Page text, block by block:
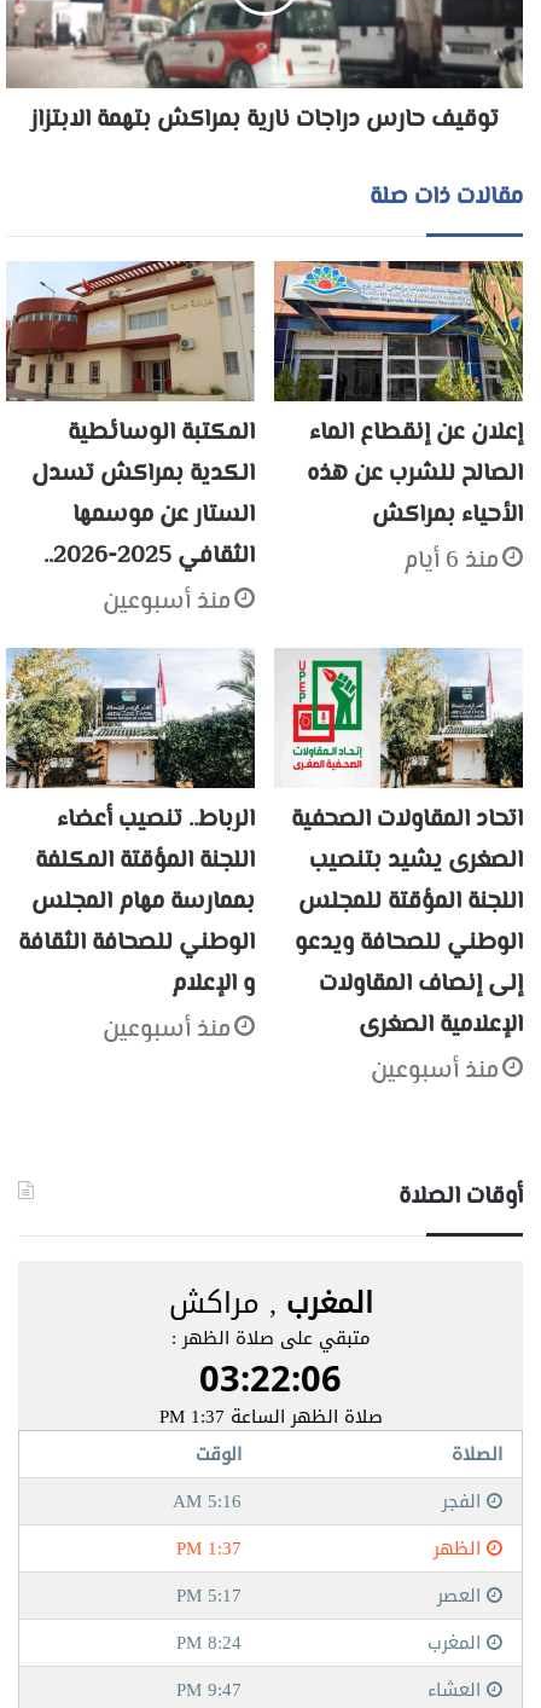
توقيف حارس دراجات نارية بمراكش بتهمة الابتزاز
مقالات ذات صلة
إعلان عن إنقطاع الماء
الصالح للشرب عن هذه
الأحياء بمراكش
منذ 6 أيام
المكتبة الوسائطية
الكدية بمراكش تسدل
الستار عن موسمها
الثقافي 2025-2026..
منذ أسبوعين
اتحاد المقاولات الصحفية
الصغرى يشيد بتنصيب
اللجنة المؤقتة للمجلس
الوطني للصحافة ويدعو
إلى إنصاف المقاولات
الإعلامية الصغرى
منذ أسبوعين
الرباط.. تنصيب أعضاء
اللجنة المؤقتة المكلفة
بممارسة مهام المجلس
الوطني للصحافة الثقافة
و الإعلام
منذ أسبوعين
أوقات الصلاة